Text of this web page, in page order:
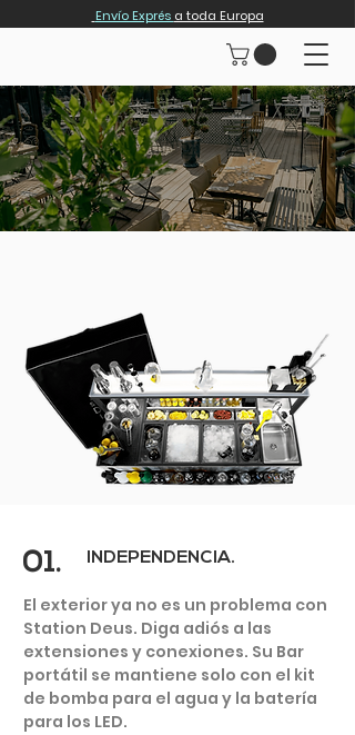
Envío Exprés a toda Europa
JARDÍN
DE VERANO
01. INDEPENDENCIA.
El exterior ya no es un problema con
Station Deus. Diga adiós a las
extensiones y conexiones. Su Bar
portátil se mantiene solo con el kit
de bomba para el agua y la batería
para los LED.